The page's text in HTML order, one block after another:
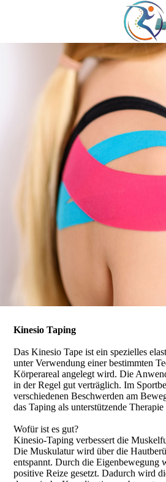
Kinesio Taping
Das Kinesio Tape ist ein spezielles
unter Verwendung einer bestimmten
Körperareal angelegt wird. Die
in der Regel gut verträglich. Im
verschiedenen Beschwerden am
das Taping als unterstützende Therapie
Wofür ist es gut?
Kinesio-Taping verbessert die
Die Muskulatur wird über die
entspannt. Durch die Eigenbewegung
positive Reize gesetzt. Dadurch wird